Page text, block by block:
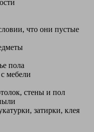
что они пустые
пола
мебели
стены и пол
затирки, клея